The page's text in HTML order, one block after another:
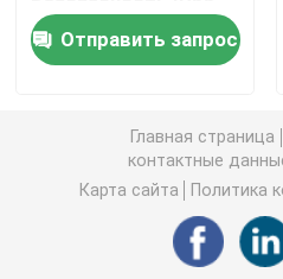
Солнечная камера Wifi
Умная беспроводная
Камера PTZ на открытом
Три экрана 20MP
камера
Отправить запрос
Главная страница
контактные
Карта сайта
Политика